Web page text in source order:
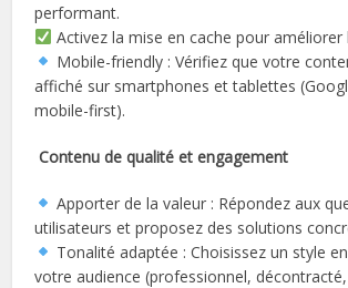
performant.
Activez la mise en cache pour améliorer
Mobile-friendly : Vérifiez que votre
affiché sur smartphones et tablettes
mobile-first).
Contenu de qualité et engagement
Apporter de la valeur : Répondez aux
utilisateurs et proposez des solutions
Tonalité adaptée : Choisissez un style
votre audience (professionnel,